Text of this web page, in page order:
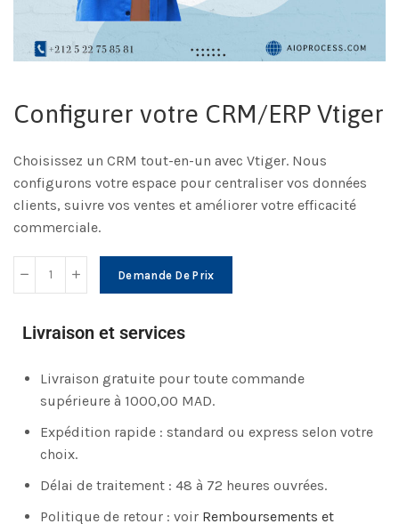
Configurer votre CRM/ERP Vtiger
Choisissez un CRM tout-en-un avec Vtiger. Nous
configurons votre espace pour centraliser vos données
clients, suivre vos ventes et améliorer votre efficacité
commerciale.
Demande De Prix
Livraison et services
Livraison gratuite pour toute commande
supérieure à 1000,00 MAD.
Expédition rapide : standard ou express selon votre
choix.
Délai de traitement : 48 à 72 heures ouvrées.
Politique de retour : voir Remboursements et